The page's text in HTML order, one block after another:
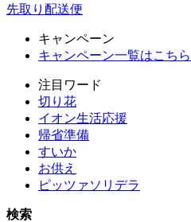
先取り配送便
キャンペーン
キャンペーン一覧はこちら
注目ワード
切り花
イオン生活応援
帰省準備
すいか
お供え
ピッツァソリデラ
検索